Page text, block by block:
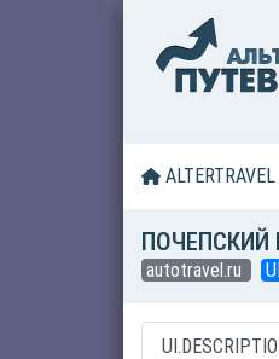
ALTERTRAVEL
ПОЧЕПСКИЙ
autotravel.ru